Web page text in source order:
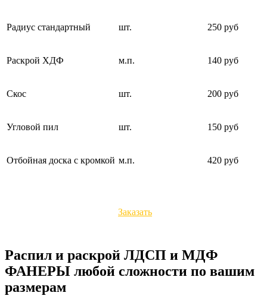
Радиус стандартный шт. 250 руб
Раскрой ХДФ м.п. 140 руб
Скос шт. 200 руб
Угловой пил шт. 150 руб
Отбойная доска с кромкой м.п. 420 руб
Заказать
Распил и раскрой ЛДСП и МДФ
ФАНЕРЫ любой сложности по вашим
размерам